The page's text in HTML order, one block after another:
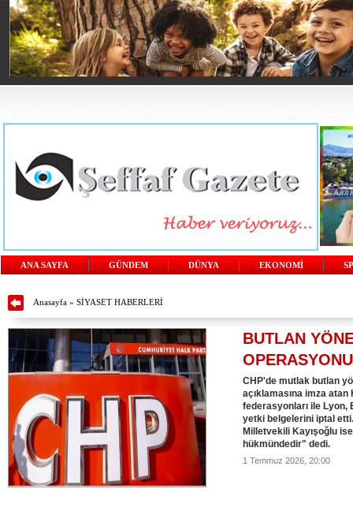
ANA SAYFA GÜNDEM DÜNYA EKONOMİ
Anasayfa » SİYASET HABERLERİ
BUTLAN
OPERASYONU
CHP'de mutlak butlan
açıklamasına imza
federasyonları ile
yetki belgelerini iptal
Milletvekili Kayışoğlu
hükmündedir" dedi.
1 Temmuz 2026, 20:00